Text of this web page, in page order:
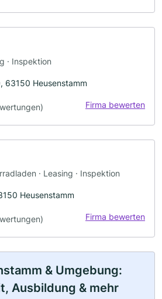
· Inspektion
63150 Heusenstamm
Firma bewerten
· Leasing · Inspektion
Heusenstamm
Firma bewerten
& Umgebung:
Ausbildung & mehr